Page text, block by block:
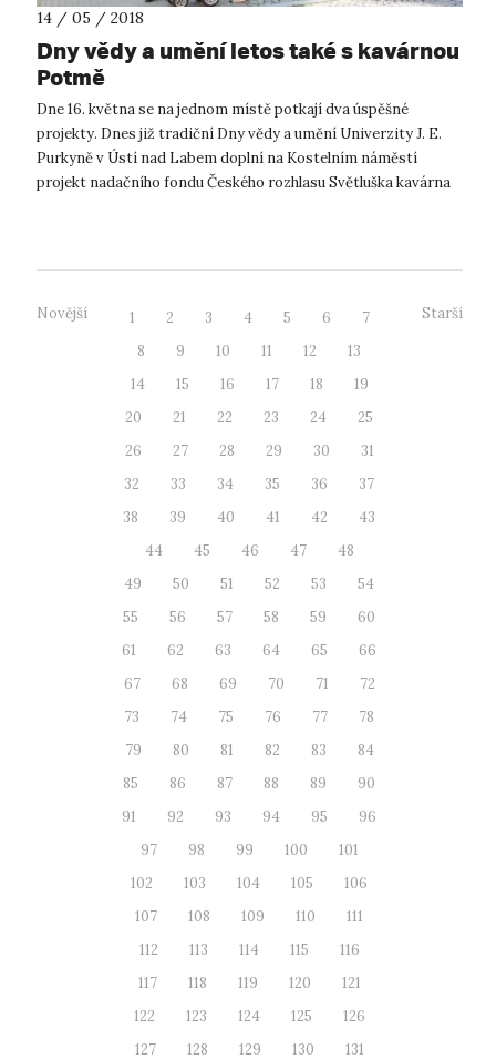
14 / 05 / 2018
Dny vědy a umění letos také s kavárnou
Potmě
Dne 16. května se na jednom místě potkají dva úspěšné
projekty. Dnes již tradiční Dny vědy a umění Univerzity J. E.
Purkyně v Ústí nad Labem doplní na Kostelním náměstí
projekt nadačního fondu Českého rozhlasu Světluška kavárna
Novější 1 2 3 4 5 6
7
8
9 10 11 12
13
14
15 16 17 18
19
20
21 22 23 24
25
26
27 28 29 30
31
32
33 34 35 36
37
38
39 40 41 42
43
44
45 46 47
48
49
50 51 52 53
54
55
56 57 58 59
60
61
62 63 64 65
66
67
68 69 70 71
72
73
74 75 76 77
78
79
80 81 82 83
84
85
86 87 88 89
90
91
92 93 94 95
96
97
98 99 100
101
102
103 104 105
106
107
108 109 110
111
112
113 114 115
116
117
118 119 120
121
122
123 124 125
126
127
128 129 130
131
Starší